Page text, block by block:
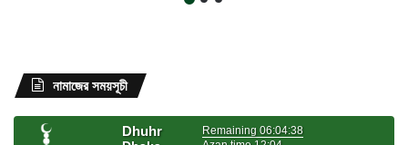
নামাজের সময়সূচী